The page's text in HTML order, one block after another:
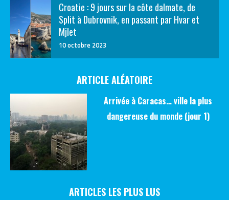
Croatie : 9 jours sur la côte dalmate, de
Split à Dubrovnik, en passant par Hvar et
Mjlet
10 octobre 2023
ARTICLE ALÉATOIRE
Arrivée à Caracas… ville la plus
dangereuse du monde (jour 1)
ARTICLES LES PLUS LUS